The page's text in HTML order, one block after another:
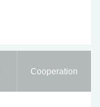
Cooperation